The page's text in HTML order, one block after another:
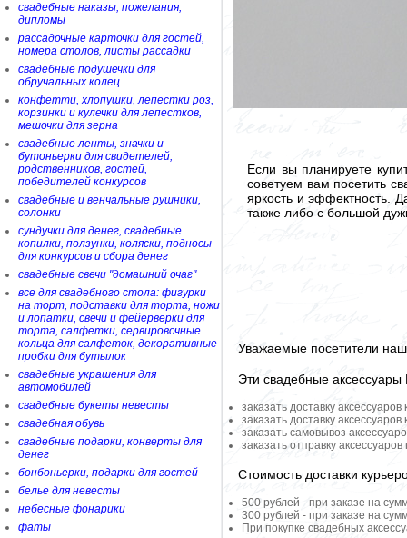
свадебные наказы, пожелания,
дипломы
рассадочные карточки для гостей,
номера столов, листы рассадки
свадебные подушечки для
обручальных колец
конфетти, хлопушки, лепестки роз,
корзинки и кулечки для лепестков,
мешочки для зерна
свадебные ленты, значки и
бутоньерки для свидетелей,
родственников, гостей,
победителей конкурсов
свадебные и венчальные рушники,
солонки
сундучки для денег, свадебные
копилки, ползунки, коляски, подносы
для конкурсов и сбора денег
свадебные свечи "домашний очаг"
все для свадебного стола: фигурки
на торт, подставки для торта, ножи
и лопатки, свечи и фейерверки для
торта, салфетки, сервировочные
кольца для салфеток, декоративные
пробки для бутылок
свадебные украшения для
автомобилей
свадебные букеты невесты
свадебная обувь
свадебные подарки, конверты для
денег
бонбоньерки, подарки для гостей
белье для невесты
небесные фонарики
фаты
Если вы планируете
советуем вам посетить
яркость и эффектность.
также либо с большой
Уважаемые посетители
Эти свадебные
заказать доставку
заказать доставку
заказать самовывоз
заказать отправку
Стоимость доставки
500 рублей - при заказе на
300 рублей - при заказе на
При покупке свадебных